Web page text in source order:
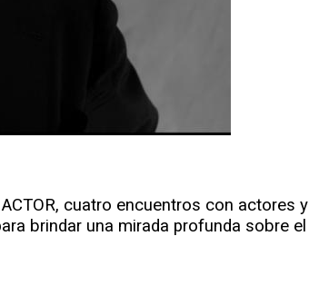
cuatro encuentros con actores y
brindar una mirada profunda sobre el